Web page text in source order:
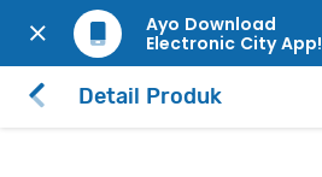
Ayo Download
Electronic City App!
Detail Produk